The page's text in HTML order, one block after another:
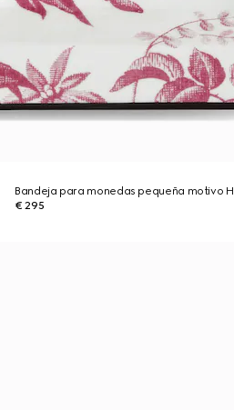
Bandeja para monedas pequeña motivo
€ 295